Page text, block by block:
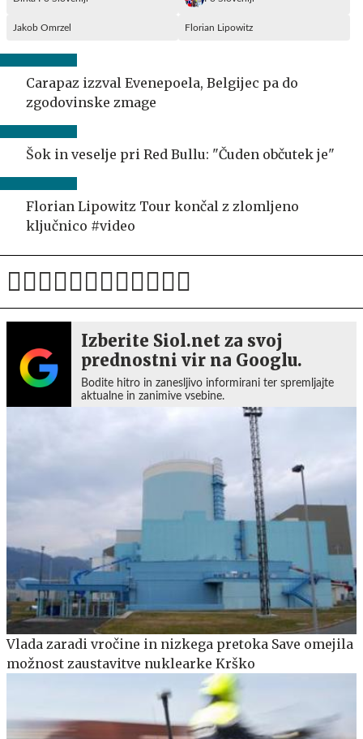
Jakob Omrzel Florian Lipowitz
Carapaz izzval Evenepoela, Belgijec pa do
zgodovinske zmage
Šok in veselje pri Red Bullu: "Čuden občutek je"
Florian Lipowitz Tour končal z zlomljeno
ključnico #video
Izberite Siol.net za svoj
prednostni vir na Googlu.
Bodite hitro in zanesljivo informirani ter spremljajte
aktualne in zanimive vsebine.
Vlada zaradi vročine in nizkega pretoka Save omejila
možnost zaustavitve nuklearke Krško